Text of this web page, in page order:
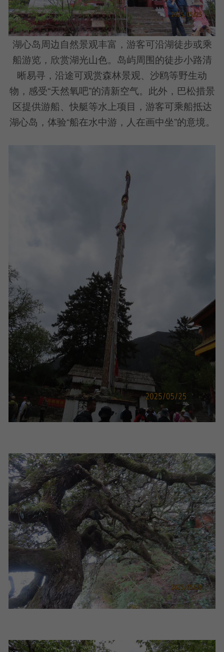
湖心岛周边自然景观丰富，游客可沿湖徒步或乘
船游览，欣赏湖光山色。岛屿周围的徒步小路清
晰易寻，沿途可观赏森林景观、沙鸥等野生动
物，感受“天然氧吧”的清新空气。此外，巴松措景
区提供游船、快艇等水上项目，游客可乘船抵达
湖心岛，体验“船在水中游，人在画中坐”的意境。